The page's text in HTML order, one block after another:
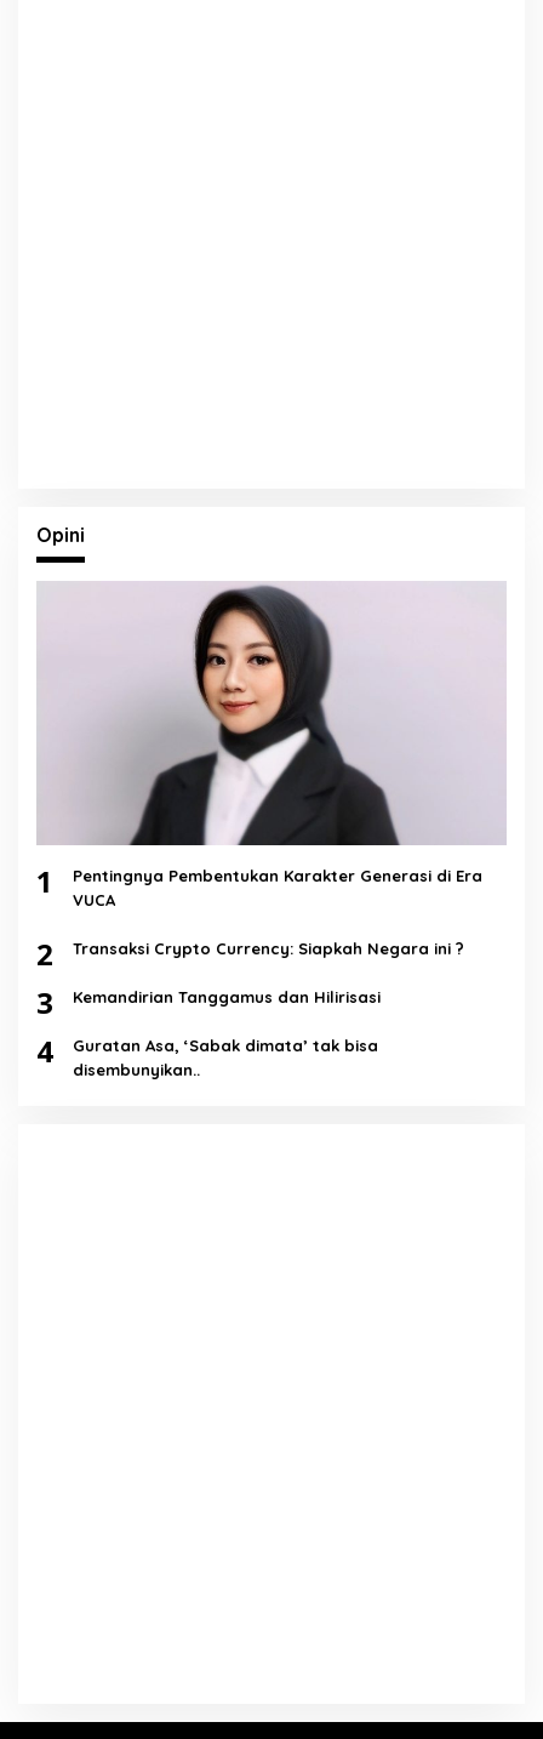
Opini
1
Pentingnya Pembentukan Karakter Generasi di Era
VUCA
2 Transaksi Crypto Currency: Siapkah Negara ini ?
3 Kemandirian Tanggamus dan Hilirisasi
4
Guratan Asa, ‘Sabak dimata’ tak bisa
disembunyikan..